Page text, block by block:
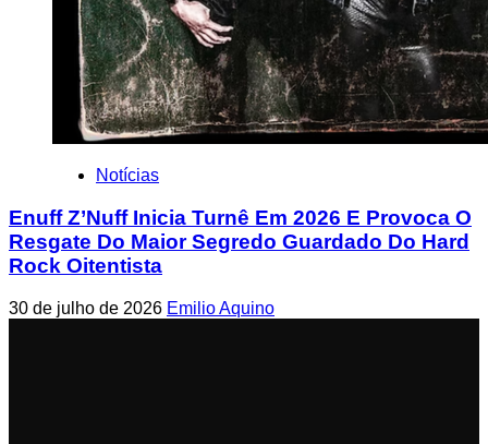
Notícias
Enuff Z’Nuff Inicia Turnê Em 2026 E Provoca O
Resgate Do Maior Segredo Guardado Do Hard
Rock Oitentista
30 de julho de 2026 Emilio Aquino